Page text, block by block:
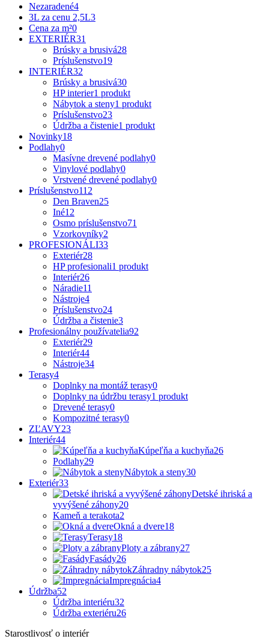
Nezaradené4
3L za cenu 2,5L3
Cena za m²0
EXTERIÉR31
Brúsky a brusivá28
Príslušenstvo19
INTERIÉR32
Brúsky a brusivá30
HP interier1 produkt
Nábytok a steny1 produkt
Príslušenstvo23
Údržba a čistenie1 produkt
Novinky18
Podlahy0
Masívne drevené podlahy0
Vinylové podlahy0
Vrstvené drevené podlahy0
Príslušenstvo112
Den Braven25
Iné12
Osmo príslušenstvo71
Vzorkovníky2
PROFESIONÁLI33
Exteriér28
HP profesionali1 produkt
Interiér26
Náradie11
Nástroje4
Príslušenstvo24
Údržba a čistenie3
Profesionálny používatelia92
Exteriér29
Interiér44
Nástroje34
Terasy4
Doplnky na montáž terasy0
Doplnky na údržbu terasy1 produkt
Drevené terasy0
Kompozitné terasy0
ZĽAVY23
Interiér44
Kúpeľňa a kuchyňa26
Podlahy29
Nábytok a steny30
Exteriér33
Detské ihriská a
vyvýšené záhony20
Kameň a terakota2
Okná a dvere18
Terasy18
Ploty a zábrany27
Fasády26
Záhradny nábytok25
Impregnácia4
Údržba52
Údržba interiéru32
Údržba exteriéru26
Starostlivosť o interiér